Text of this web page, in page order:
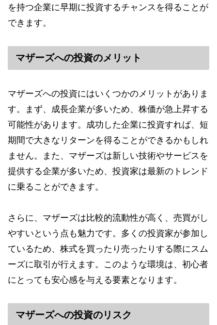
を持つ企業に早期に投資するチャンスを得ることが
できます。
マザーズへの投資のメリット
マザーズへの投資にはいくつかのメリットがありま
す。まず、成長企業が多いため、株価が急上昇する
可能性があります。成功した企業に投資すれば、短
期間で大きなリターンを得ることができるかもしれ
ません。また、マザーズは新しい技術やサービスを
提供する企業が多いため、投資家は最新のトレンド
に乗ることができます。
さらに、マザーズは比較的流動性が高く、売買がし
やすいという点も魅力です。多くの投資家が参加し
ているため、株式を買ったり売ったりする際にスム
ーズに取引が行えます。このような環境は、初心者
にとっても安心感を与える要素となります。
マザーズへの投資のリスク